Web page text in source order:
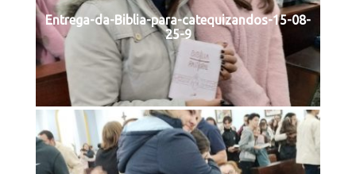
Entrega-da-Biblia-para-catequizandos-15-08-
25-9